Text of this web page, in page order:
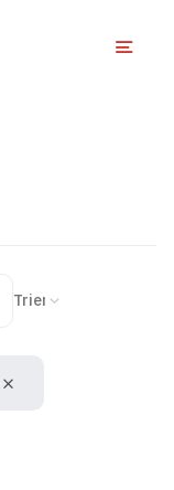
Valider